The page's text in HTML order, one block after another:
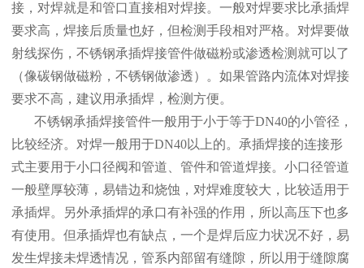
接，对焊就是和管口直接相对焊接。一般对焊要求比承插焊
要求高，焊接后质量也好，但检测手段相对严格。对焊要做
射线探伤，不锈钢承插焊接管件做磁粉或渗透检测就可以了
（像碳钢做磁粉，不锈钢做渗透）。如果管路内流体对焊接
要求不高，建议用承插焊，检测方便。
不锈钢承插焊接管件一般用于小于等于DN40的小管径，
比较经济。对焊一般用于DN40以上的。承插焊接的连接形
式主要用于小口径阀和管道、管件和管道焊接。小口径管道
一般壁厚较薄，易错边和烧蚀，对焊难度较大，比较适用于
承插焊。另外承插焊的承口有补强的作用，所以高压下也多
有使用。但承插焊也有缺点，一个是焊后应力状况不好，易
发生焊接未焊透情况，管系内部留有缝隙，所以用于缝隙腐